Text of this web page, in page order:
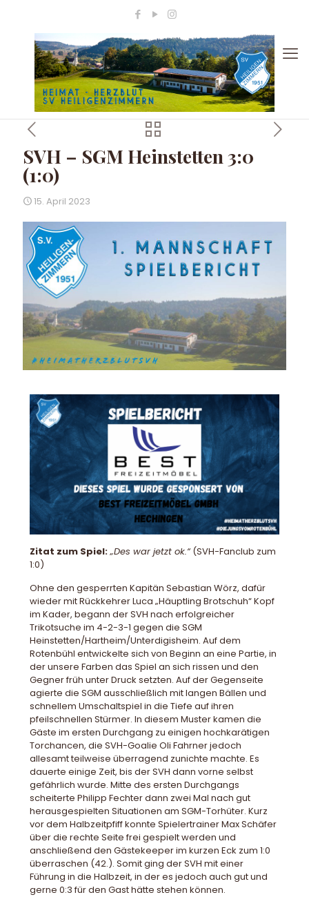
SVH – SGM Heinstetten 3:0
(1:0)
15. April 2023
Zitat zum Spiel:„Des war jetzt ok.“(SVH-Fanclub zum
1:0)
Ohne den gesperrten Kapitän Sebastian Wörz, dafür
wieder mit Rückkehrer Luca „Häuptling Brotschuh“ Kopf
im Kader, begann der SVH nach erfolgreicher
Trikotsuche im 4-2-3-1 gegen die SGM
Heinstetten/Hartheim/Unterdigisheim. Auf dem
Rotenbühl entwickelte sich von Beginn an eine Partie, in
der unsere Farben das Spiel an sich rissen und den
Gegner früh unter Druck setzten. Auf der Gegenseite
agierte die SGM ausschließlich mit langen Bällen und
schnellem Umschaltspiel in die Tiefe auf ihren
pfeilschnellen Stürmer. In diesem Muster kamen die
Gäste im ersten Durchgang zu einigen hochkarätigen
Torchancen, die SVH-Goalie Oli Fahrner jedoch
allesamt teilweise überragend zunichte machte. Es
dauerte einige Zeit, bis der SVH dann vorne selbst
gefährlich wurde. Mitte des ersten Durchgangs
scheiterte Philipp Fechter dann zwei Mal nach gut
herausgespielten Situationen am SGM-Torhüter. Kurz
vor dem Halbzeitpfiff konnte Spielertrainer Max Schäfer
über die rechte Seite frei gespielt werden und
anschließend den Gästekeeper im kurzen Eck zum 1:0
überraschen (42.). Somit ging der SVH mit einer
Führung in die Halbzeit, in der es jedoch auch gut und
gerne 0:3 für den Gast hätte stehen können.